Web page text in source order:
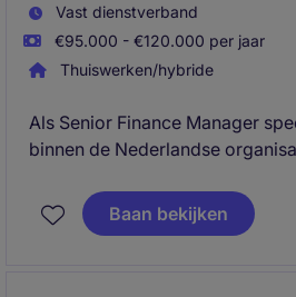
Vast dienstverband
€95.000 - €120.000 per jaar
Thuiswerken/hybride
Als Senior Finance Manager
binnen de Nederlandse
commerciële blik en bent
zowel de financiële beheersing
Baan bekijken